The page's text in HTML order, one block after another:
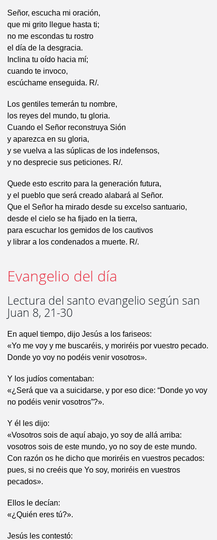
Señor, escucha mi oración,
que mi grito llegue hasta ti;
no me escondas tu rostro
el día de la desgracia.
Inclina tu oído hacia mí;
cuando te invoco,
escúchame enseguida. R/.
Los gentiles temerán tu nombre,
los reyes del mundo, tu gloria.
Cuando el Señor reconstruya Sión
y aparezca en su gloria,
y se vuelva a las súplicas de los indefensos,
y no desprecie sus peticiones. R/.
Quede esto escrito para la generación futura,
y el pueblo que será creado alabará al Señor.
Que el Señor ha mirado desde su excelso santuario,
desde el cielo se ha fijado en la tierra,
para escuchar los gemidos de los cautivos
y librar a los condenados a muerte. R/.
Evangelio del día
Lectura del santo evangelio según san
Juan 8, 21-30
En aquel tiempo, dijo Jesús a los fariseos:
«Yo me voy y me buscaréis, y moriréis por vuestro pecado.
Donde yo voy no podéis venir vosotros».
Y los judíos comentaban:
«¿Será que va a suicidarse, y por eso dice: “Donde yo voy
no podéis venir vosotros”?».
Y él les dijo:
«Vosotros sois de aquí abajo, yo soy de allá arriba:
vosotros sois de este mundo, yo no soy de este mundo.
Con razón os he dicho que moriréis en vuestros pecados:
pues, si no creéis que Yo soy, moriréis en vuestros
pecados».
Ellos le decían:
«¿Quién eres tú?».
Jesús les contestó: